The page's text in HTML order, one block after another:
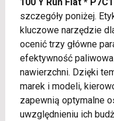
szczegóły poniżej.
kluczowe narzędzie
ocenić trzy główne
efektywność
nawierzchni. Dzięki
marek i modeli,
zapewnią optymalne
uwzględnieniu ich